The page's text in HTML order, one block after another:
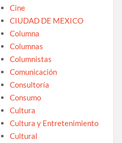
Cine
CIUDAD DE MEXICO
Columna
Columnas
Columnistas
Comunicación
Consultoría
Consumo
Cultura
Cultura y Entretenimiento
Cultural